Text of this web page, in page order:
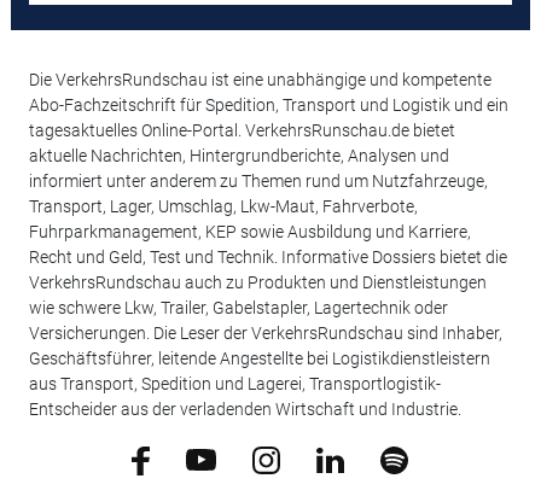
Die VerkehrsRundschau ist eine unabhängige und kompetente
Abo-Fachzeitschrift für Spedition, Transport und Logistik und ein
tagesaktuelles Online-Portal. VerkehrsRunschau.de bietet
aktuelle Nachrichten, Hintergrundberichte, Analysen und
informiert unter anderem zu Themen rund um Nutzfahrzeuge,
Transport, Lager, Umschlag, Lkw-Maut, Fahrverbote,
Fuhrparkmanagement, KEP sowie Ausbildung und Karriere,
Recht und Geld, Test und Technik. Informative Dossiers bietet die
VerkehrsRundschau auch zu Produkten und Dienstleistungen
wie schwere Lkw, Trailer, Gabelstapler, Lagertechnik oder
Versicherungen. Die Leser der VerkehrsRundschau sind Inhaber,
Geschäftsführer, leitende Angestellte bei Logistikdienstleistern
aus Transport, Spedition und Lagerei, Transportlogistik-
Entscheider aus der verladenden Wirtschaft und Industrie.